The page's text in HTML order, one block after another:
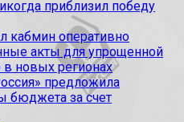
приблизил победу
кабмин оперативно
акты для упрощенной
в новых регионах
предложила
бюджета за счет